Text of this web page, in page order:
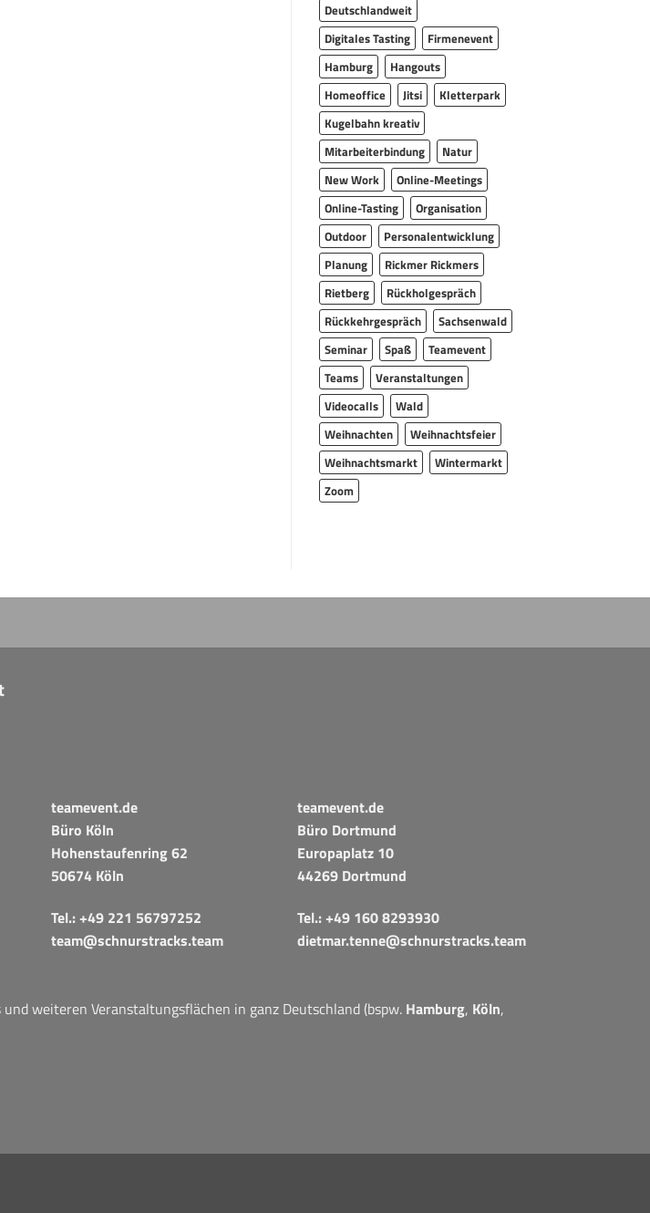
Deutschlandweit
Digitales Tasting
Firmenevent
Hamburg
Hangouts
Homeoffice
Jitsi
Kletterpark
Kugelbahn kreativ
Mitarbeiterbindung
Natur
New Work
Online-Meetings
Online-Tasting
Organisation
Outdoor
Personalentwicklung
Planung
Rickmer Rickmers
Rietberg
Rückholgespräch
Rückkehrgespräch
Sachsenwald
Seminar
Spaß
Teamevent
Teams
Veranstaltungen
Videocalls
Wald
Weihnachten
Weihnachtsfeier
Weihnachtsmarkt
Wintermarkt
Zoom
teamevent.de
Büro Köln
Hohenstaufenring 62
50674 Köln
Tel.:+49 221 56797252
team@schnurstracks.team
teamevent.de
Büro Dortmund
Europaplatz 10
44269 Dortmund
Tel.:+49 160 8293930
dietmar.tenne@schnurstracks.team
weiteren Veranstaltungsflächen in ganz Deutschland (bspw. Hamburg, Köln,